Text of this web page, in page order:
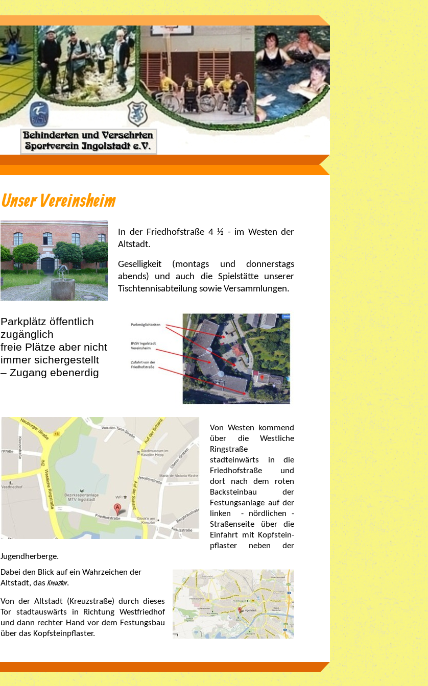
Unser Vereinsheim
In der Friedhofstraße 4 ½ - im Westen der
Altstadt.
Geselligkeit (montags und donnerstags
abends) und auch die Spielstätte unserer
Tischtennisabteilung sowie Versammlungen.
Parkplätz öffentlich
zugänglich
freie Plätze aber nicht
immer sichergestellt
– Zugang ebenerdig
Von Westen kommend
über die Westliche
Ringstraße
stadteinwärts in die
Friedhofstraße und
dort nach dem roten
Backsteinbau der
Festungsanlage auf der
linken - nördlichen -
Straßenseite über die
Einfahrt mit Kopfstein-
pflaster neben der
Jugendherberge.
Dabei den Blick auf ein Wahrzeichen der
Altstadt, dasKreuztor.
Von der Altstadt (Kreuzstraße) durch dieses
Tor stadtauswärts in Richtung Westfriedhof
und dann rechter Hand vor dem Festungsbau
über das Kopfsteinpflaster.